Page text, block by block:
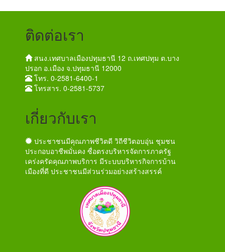
ติดต่อเรา
สนง.เทศบาลเมืองปทุมธานี 12 ถ.เทศปทุม ต.บาง
ปรอก อ.เมือง จ.ปทุมธานี 12000
โทร. 0-2581-6400-1
โทรสาร. 0-2581-5737
เกี่ยวกับเรา
ประชาชนมีคุณภาพชีวิตดี วิถีชีวิตอบอุ่น ชุมชน
ประกอบอาชีพมั่นคง ซื่อตรงบริหารจัดการภาครัฐ
เคร่งครัดคุณภาพบริการ มีระบบบริหารกิจการบ้าน
เมืองที่ดี ประชาชนมีส่วนร่วมอย่างสร้างสรรค์